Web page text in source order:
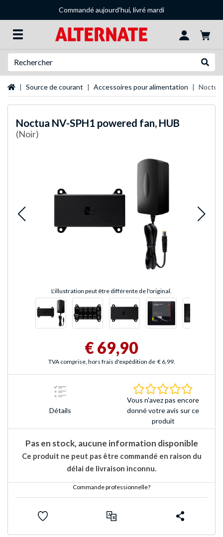
Commandé aujourd'hui, livré mardi
Page d'accueil
Source de courant Accessoires pour alimentation Noctua
Noctua NV-SPH1 powered fan, HUB
(Noir)
L'illustration peut être différente de l'original.
€ 69,90
TVA comprise, hors frais d'expédition de € 6,99.
Détails
Vous n'avez pas encore
donné votre avis sur ce
produit
Pas en stock, aucune information disponible
Ce produit ne peut pas être commandé en raison du
délai de livraison inconnu.
Commande professionnelle?